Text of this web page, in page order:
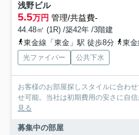
浅野ビル
5.5万円 管理/共益費-
44.48㎡ (1R) /築42年 /3階建
東金線「東金」駅 徒歩8分
東
光ファイバー 公共下水
お客様のお部屋探しスタイルに合わ
せ可能。当社は初期費用の安さに自
見る
募集中の部屋